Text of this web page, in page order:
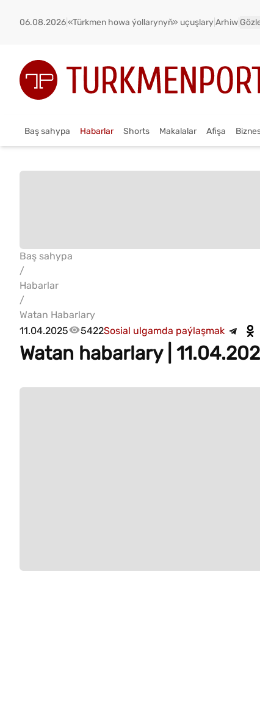
06.08.2026«Türkmen howa ýollarynyň» uçuşlaryArhiw
Baş sahypa Habarlar Shorts Makalalar Afişa
Baş sahypa
/
Habarlar
/
Watan Habarlary
11.04.2025
5422Sosial ulgamda paýlaşmak
Watan habarlary |